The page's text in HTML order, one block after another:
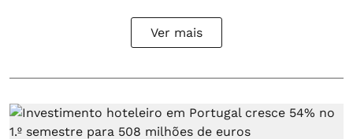
Ver mais